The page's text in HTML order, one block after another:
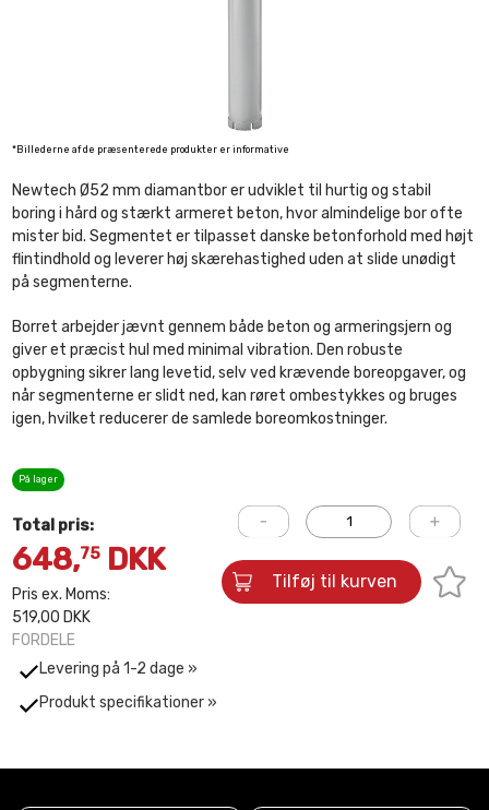
*Billederne af de præsenterede produkter er informative
Newtech Ø52 mm diamantbor er udviklet til hurtig og stabil
boring i hård og stærkt armeret beton, hvor almindelige bor ofte
mister bid. Segmentet er tilpasset danske betonforhold med højt
flintindhold og leverer høj skærehastighed uden at slide unødigt
på segmenterne.
Borret arbejder jævnt gennem både beton og armeringsjern og
giver et præcist hul med minimal vibration. Den robuste
opbygning sikrer lang levetid, selv ved krævende boreopgaver, og
når segmenterne er slidt ned, kan røret ombestykkes og bruges
igen, hvilket reducerer de samlede boreomkostninger.
FORDELE
Levering på 1-2 dage »
Produkt specifikationer »
På lager
Total pris:
648,75 DKK
Pris ex. Moms:
519,00 DKK
Tilføj til kurven